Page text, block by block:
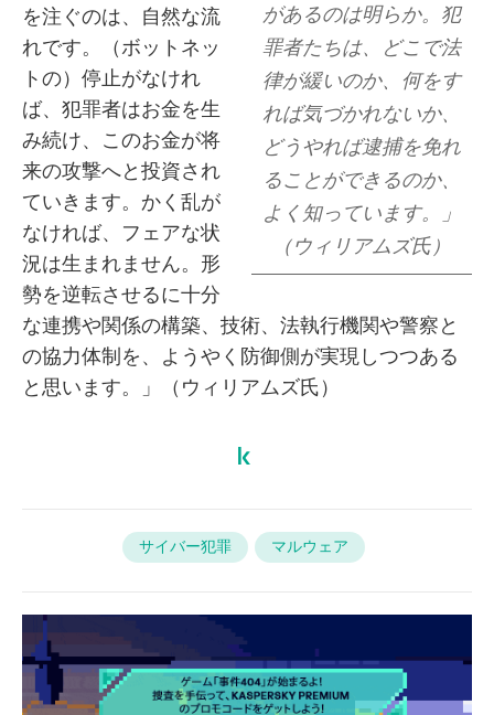
があるのは明らか。犯
罪者たちは、どこで法
律が緩いのか、何をす
れば気づかれないか、
どうやれば逮捕を免れ
ることができるのか、
よく知っています。」
（ウィリアムズ氏）
を注ぐのは、自然な流
れです。（ボットネッ
トの）停止がなけれ
ば、犯罪者はお金を生
み続け、このお金が将
来の攻撃へと投資され
ていきます。かく乱が
なければ、フェアな状
況は生まれません。形
勢を逆転させるに十分
な連携や関係の構築、技術、法執行機関や警察と
の協力体制を、ようやく防御側が実現しつつある
と思います。」（ウィリアムズ氏）
サイバー犯罪 マルウェア